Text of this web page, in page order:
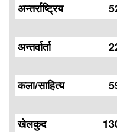
अन्तर्राष्ट्रिय
अन्तर्वार्ता
कला/साहित्य
खेलकुद